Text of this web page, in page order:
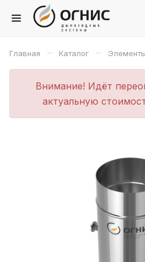
Главная – Каталог –
Внимание! Идёт
актуальную